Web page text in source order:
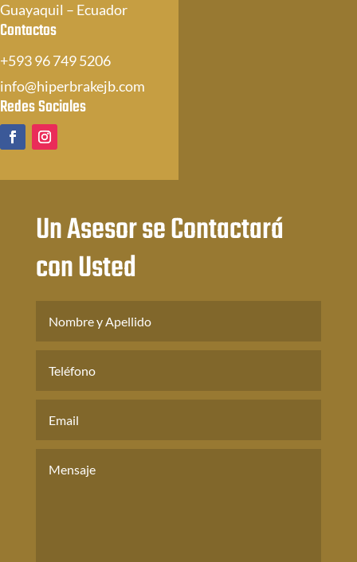
Guayaquil – Ecuador
Contactos
+593 96 749 5206
info@hiperbrakejb.com
Redes Sociales
Un Asesor se Contactará
con Usted